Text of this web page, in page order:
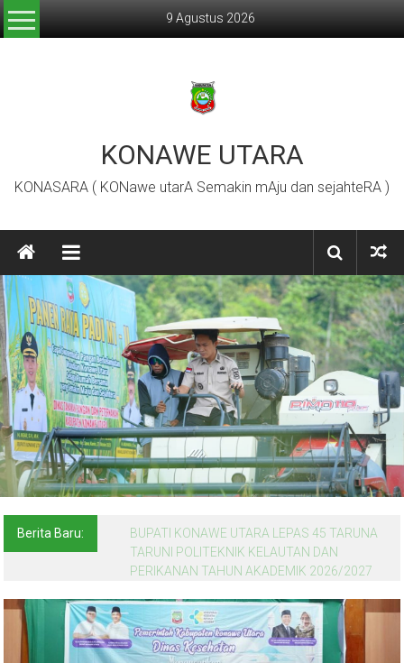
Lompat
ke
9 Agustus 2026
KONAWE UTARA
KONASARA ( KONawe utarA Semakin mAju dan sejahteRA )
Berita Baru:
BUPATI KONAWE UTARA LEPAS 45 TARUNA
TARUNI POLITEKNIK KELAUTAN DAN
PERIKANAN TAHUN AKADEMIK 2026/2027